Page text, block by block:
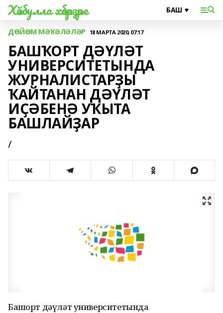
Хәйбулла хәбәрҙәре
ДӨЙӨМ МӘҠӘЛӘЛӘР 18 МАРТА 2020, 07:17
БАШҠОРТ ДӘҮЛӘТ
УНИВЕРСИТЕТЫНДА
ЖУРНАЛИСТАРҘЫ
ҠАЙТАНАН ДӘҮЛӘТ
ИҪӘБЕНӘ УҠЫТА
БАШЛАЙҘАР
/
Башҡорт дәүләт университетында